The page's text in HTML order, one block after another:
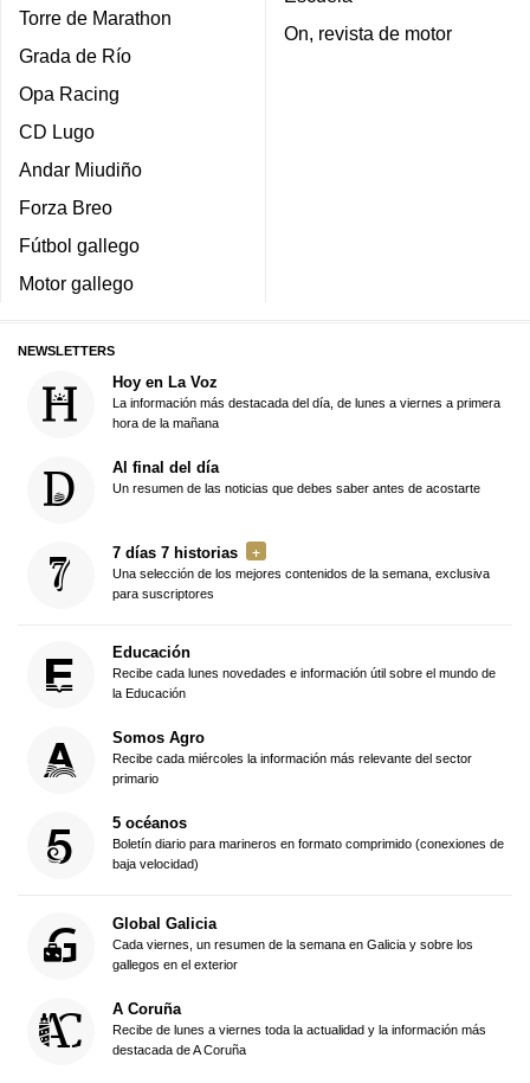
Torre de Marathon
Grada de Río
Opa Racing
CD Lugo
Andar Miudiño
Forza Breo
Fútbol gallego
Motor gallego
On, revista de motor
NEWSLETTERS
Hoy en La Voz
La información más destacada del día, de lunes a viernes a primera
hora de la mañana
Al final del día
Un resumen de las noticias que debes saber antes de acostarte
7 días 7 historias
Una selección de los mejores contenidos de la semana, exclusiva
para suscriptores
Educación
Recibe cada lunes novedades e información útil sobre el mundo de
la Educación
Somos Agro
Recibe cada miércoles la información más relevante del sector
primario
5 océanos
Boletín diario para marineros en formato comprimido (conexiones de
baja velocidad)
Global Galicia
Cada viernes, un resumen de la semana en Galicia y sobre los
gallegos en el exterior
A Coruña
Recibe de lunes a viernes toda la actualidad y la información más
destacada de A Coruña